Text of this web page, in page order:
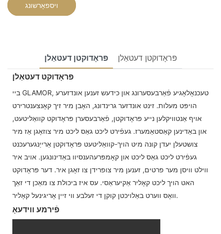
ויספאָרשונג
פּראָדוקטן דעטאַלן
פּראָדוקטן דעטאַלן
פּראָדוקט דעטאַלן
ביי GLAMOR, טעכנאָלאָגיע פֿאַרבעסערונג און כידעש זענען אונדזערע
הויפּט מעלות. זינט אונדזער גרינדונג, האָבן מיר זיך קאָנצענטרירט
אויף אַנטוויקלען נייע פּראָדוקטן, פֿאַרבעסערן פּראָדוקט קוואַליטעט,
און באַדינען קאַסטאַמערז. געפֿירט ליכט גאַס ליכט מיר צוזאָגן אַז מיר
צושטעלן יעדן קונה מיט הויך-קוואַליטעט פּראָדוקטן אַרייַנגערעכנט
געפֿירט ליכט גאַס ליכט און קאָמפּרעהענסיוו באַדינונגען. אויב איר
ווילט וויסן מער פרטים, זענען מיר צופרידן צו זאָגן איר. דער פּראָדוקט
האט הויך ליכט קאָליר אַקיעראַסי. עס איז ביכולת צו מאַכן די זאַך
וואָס ווערט באַלויכטן קוקן די זעלבע ווי זיין אָריגינעל קאָליר.
פֿירמע ווידעאָ